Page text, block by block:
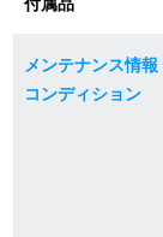
メンテナンス情報
コンディション